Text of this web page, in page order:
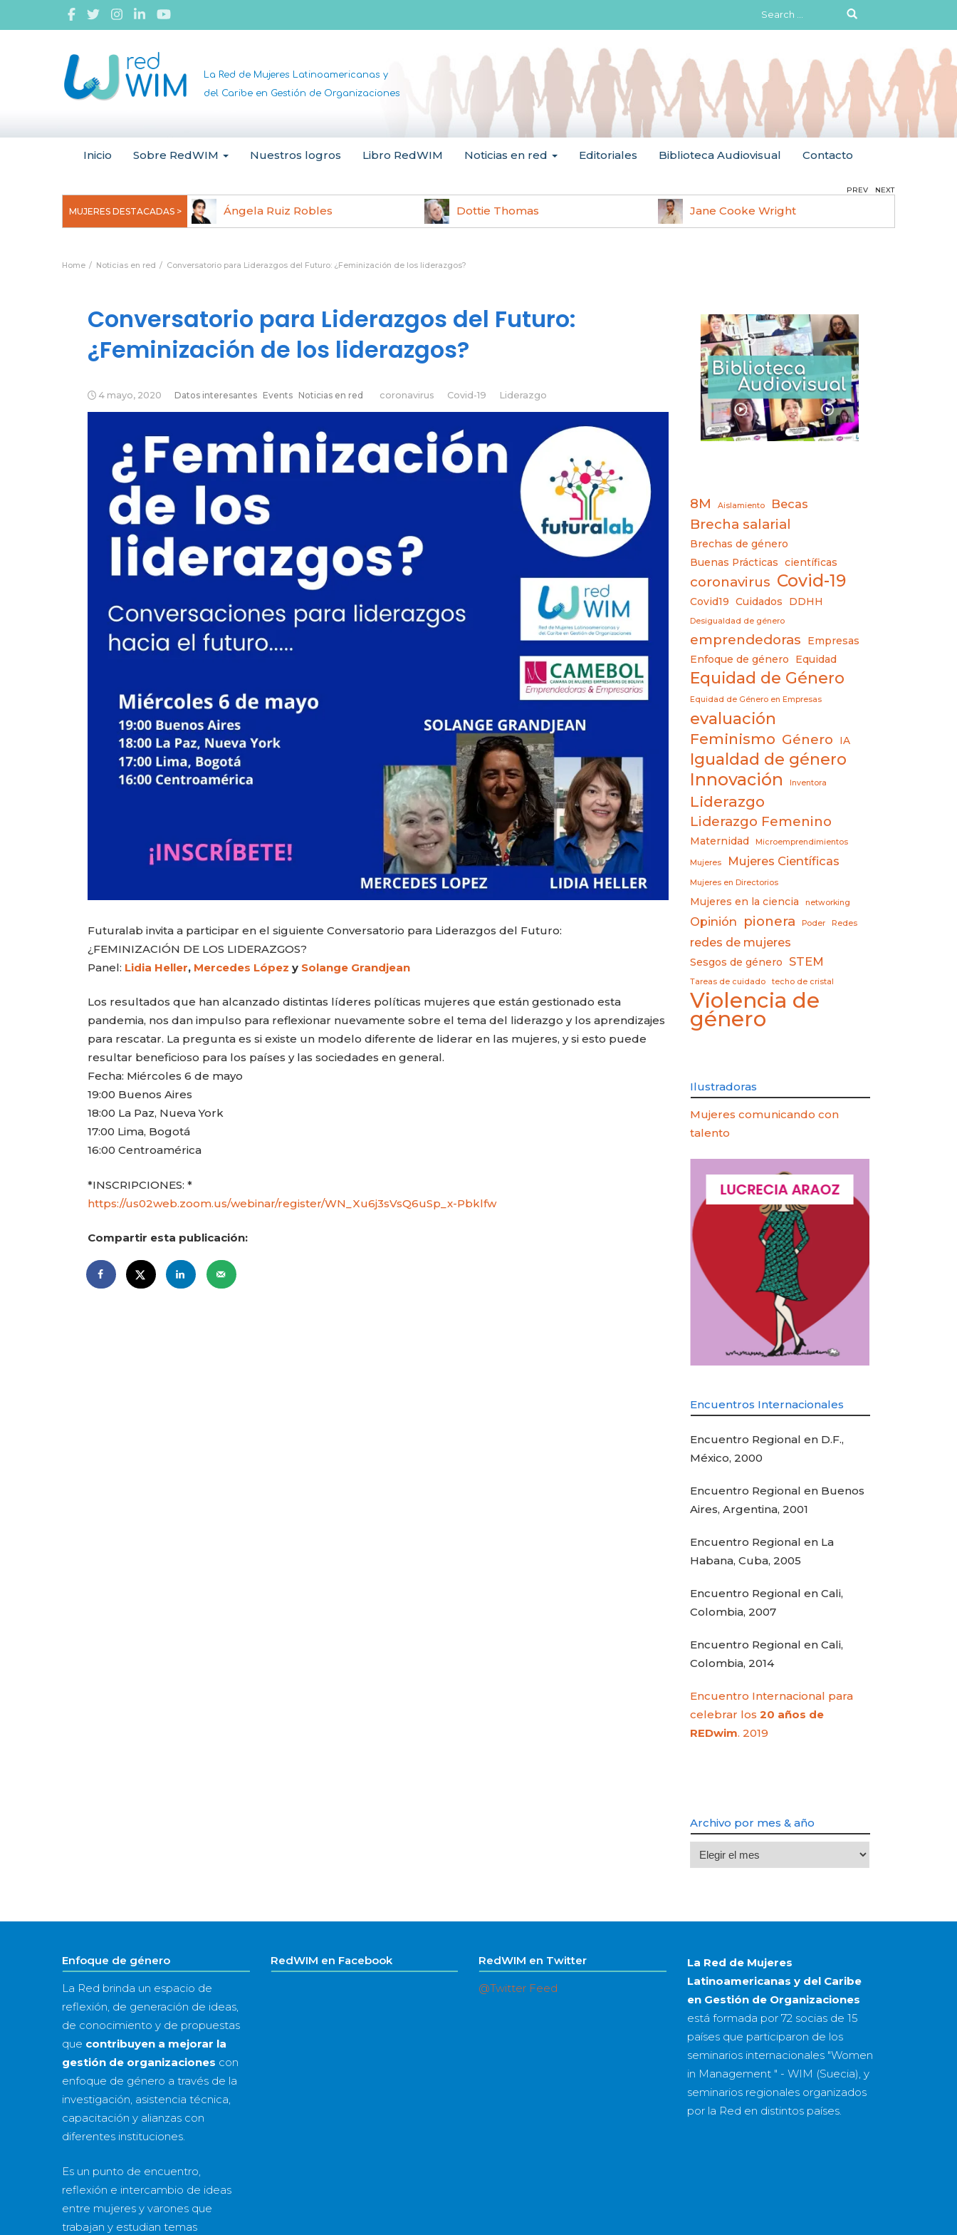
Search
for:
La Red de Mujeres Latinoamericanas y
del Caribe en Gestión de Organizaciones
Inicio Sobre RedWIM Nuestros logros Libro RedWIM Noticias en red Editoriales Biblioteca Audiovisual Contacto
MUJERES DESTACADAS >
Uchegbu, pionera en
Ángela Ruiz Robles Dottie Thomas Jane Cooke Wright
PREV NEXT
Home Noticias en red Conversatorio para Liderazgos del Futuro: ¿Feminización de los liderazgos?
Conversatorio para Liderazgos del Futuro:
¿Feminización de los liderazgos?
4 mayo, 2020 Datos interesantes Events Noticias en red coronavirus Covid-19 Liderazgo
Futuralab invita a participar en el siguiente Conversatorio para Liderazgos del Futuro:
¿FEMINIZACIÓN DE LOS LIDERAZGOS?
Panel: Lidia Heller, Mercedes López y Solange Grandjean
Los resultados que han alcanzado distintas líderes políticas mujeres que están gestionado esta
pandemia, nos dan impulso para reflexionar nuevamente sobre el tema del liderazgo y los aprendizajes
para rescatar. La pregunta es si existe un modelo diferente de liderar en las mujeres, y si esto puede
resultar beneficioso para los países y las sociedades en general.
Fecha: Miércoles 6 de mayo
19:00 Buenos Aires
18:00 La Paz, Nueva York
17:00 Lima, Bogotá
16:00 Centroamérica
*INSCRIPCIONES: *
https://us02web.zoom.us/webinar/register/WN_Xu6j3sVsQ6uSp_x-Pbklfw
Compartir esta publicación:
8M Aislamiento Becas
Brecha salarial
Brechas de género
Buenas Prácticas
científicas
coronavirus Covid-19
Covid19 Cuidados DDHH
Desigualdad de género
emprendedoras
Empresas
Enfoque de género
Equidad
Equidad de Género
Equidad de Género en Empresas
evaluación
Feminismo Género IA
Igualdad de género
Innovación Inventora
Liderazgo
Liderazgo Femenino
Maternidad Microemprendimientos
Mujeres Mujeres Científicas
Mujeres en Directorios
Mujeres en la ciencia networking
Opinión pionera Poder Redes
redes de mujeres
Sesgos de género STEM
Tareas de cuidado techo de cristal
Violencia de
género
Ilustradoras
Mujeres comunicando con
talento
LUCRECIA ARAOZ
Encuentros Internacionales
Encuentro Regional en D.F.,
México, 2000
Encuentro Regional en Buenos
Aires, Argentina, 2001
Encuentro Regional en La
Habana, Cuba, 2005
Encuentro Regional en Cali,
Colombia, 2007
Encuentro Regional en Cali,
Colombia, 2014
Encuentro Internacional para
celebrar los20 años de
REDwim. 2019
Archivo por mes & año
Archivo
por
año
Enfoque de género
La Red brinda un espacio de
reflexión, de generación de ideas,
de conocimiento y de propuestas
que contribuyen a mejorar la
gestión de organizaciones con
enfoque de género a través de la
investigación, asistencia técnica,
capacitación y alianzas con
diferentes instituciones.
Es un punto de encuentro,
reflexión e intercambio de ideas
entre mujeres y varones que
trabajan y estudian temas
RedWIM en Facebook RedWIM en Twitter
@Twitter Feed
La Red de Mujeres
Latinoamericanas y del Caribe
en Gestión de Organizaciones
está formada por 72 sociasde 15
paísesque participaron de los
seminarios internacionales "Women
in Management " - WIM (Suecia), y
seminarios regionales organizados
por la Red en distintos países.